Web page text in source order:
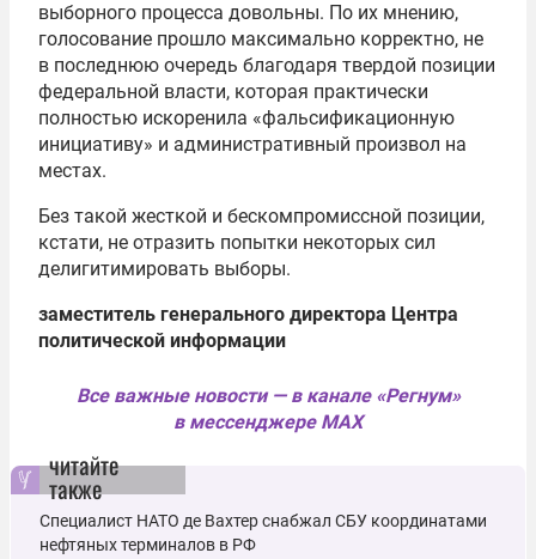
выборного процесса довольны. По их мнению,
голосование прошло максимально корректно, не
в последнюю очередь благодаря твердой позиции
федеральной власти, которая практически
полностью искоренила «фальсификационную
инициативу» и административный произвол на
местах.
Без такой жесткой и бескомпромиссной позиции,
кстати, не отразить попытки некоторых сил
делигитимировать выборы.
заместитель генерального директора Центра
политической информации
Все важные новости — в канале «Регнум»
в мессенджере MAX
читайте
также
Специалист НАТО де Вахтер снабжал СБУ координатами
нефтяных терминалов в РФ